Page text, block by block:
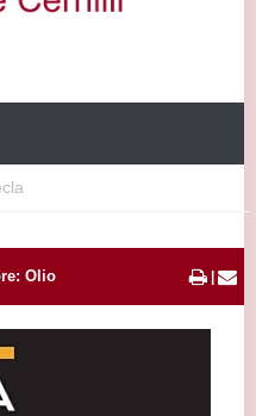
Olio |